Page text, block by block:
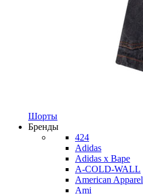
Шорты
Бренды
424
Adidas
Adidas x Bape
A-COLD-WALL
American Apparel
Ami